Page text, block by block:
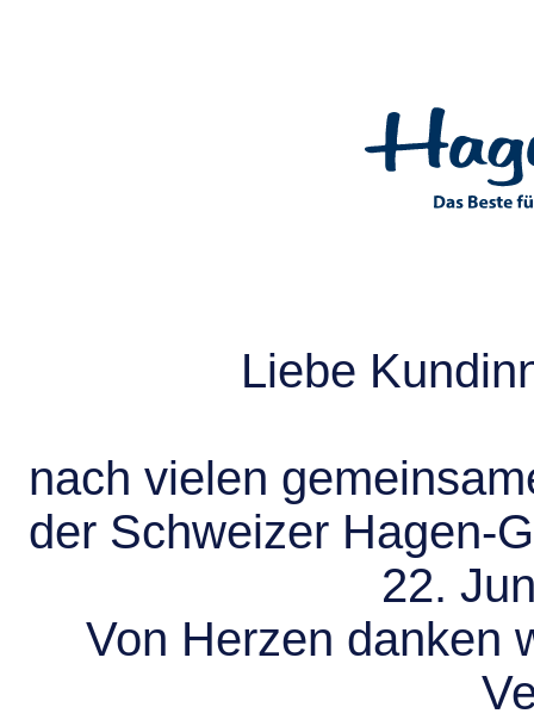
Liebe
nach vielen
der Schweizer Hagen-
22.
Von Herzen danken